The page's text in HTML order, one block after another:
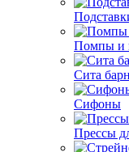
Помпы и
Сита
Сифоны
Прессы